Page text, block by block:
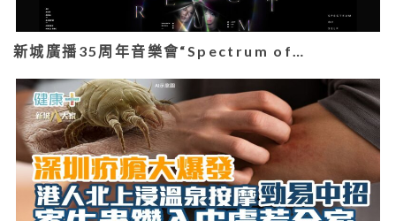
新城廣播35周年音樂會“Spectrum of…